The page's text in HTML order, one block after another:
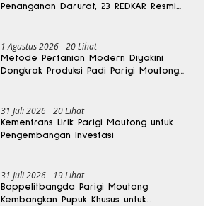
Penanganan Darurat, 23 REDKAR Resmi
1 Agustus 2026 20 Lihat
Metode Pertanian Modern Diyakini
Dongkrak Produksi Padi Parigi Moutong
31 Juli 2026 20 Lihat
Kementrans Lirik Parigi Moutong untuk
Pengembangan Investasi
31 Juli 2026 19 Lihat
Bappelitbangda Parigi Moutong
Kembangkan Pupuk Khusus untuk